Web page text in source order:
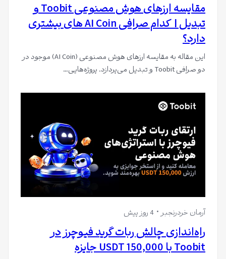
مقایسه ارزهای هوش مصنوعی Toobit و
تبدیل | کدام صرافی AI Coin های بیشتری
دارد؟
این مقاله به مقایسه ارزهای هوش مصنوعی (AI Coin) موجود در
دو صرافی Toobit و تبدیل می‌پردازد. پروژه‌هایی…
آرمان خردرنجبر 4 روز پیش
راه‌اندازی چالش ربات گرید فیوچرز در
Toobit با 150,000 USDT جایزه